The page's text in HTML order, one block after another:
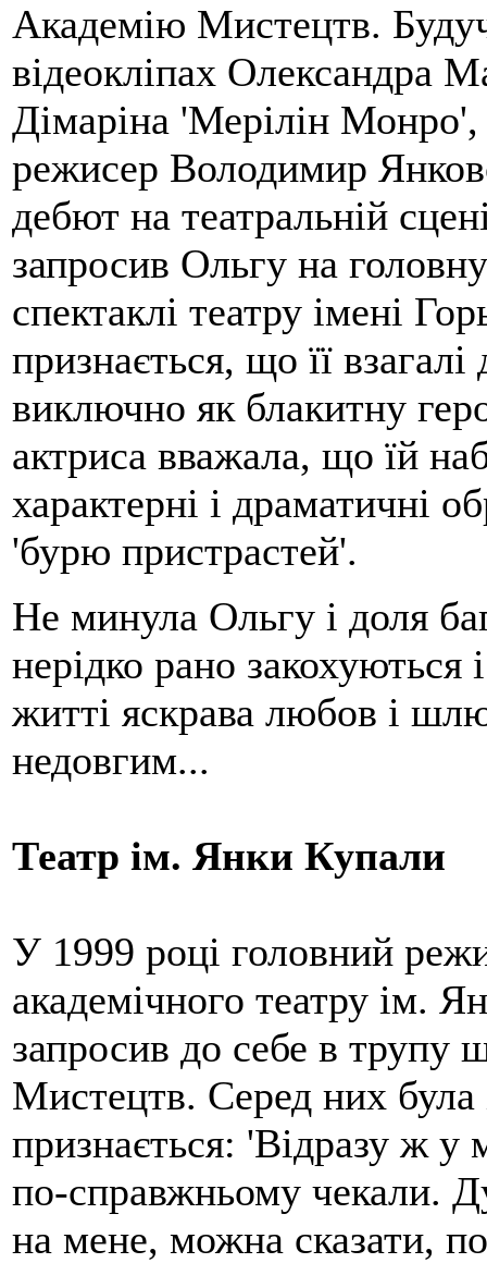
Академію Мистецтв.
відеокліпах Олександра
Дімаріна 'Мерілін Монро',
режисер Володимир
дебют на театральній
запросив Ольгу на
спектаклі театру імені
признається, що її
виключно як блакитну
актриса вважала, що їй
характерні і драматичні
'бурю пристрастей'.
Не минула Ольгу і доля
нерідко рано закохуються
житті яскрава любов і
недовгим...
Театр ім. Янки Купали
У 1999 році головний
академічного театру ім.
запросив до себе в трупу
Мистецтв. Серед них
признається: 'Відразу ж
по-справжньому чекали.
на мене, можна сказати,